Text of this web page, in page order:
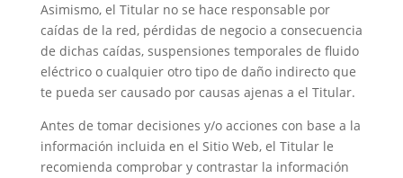
Asimismo, el Titular no se hace responsable por
caídas de la red, pérdidas de negocio a consecuencia
de dichas caídas, suspensiones temporales de fluido
eléctrico o cualquier otro tipo de daño indirecto que
te pueda ser causado por causas ajenas a el Titular.
Antes de tomar decisiones y/o acciones con base a la
información incluida en el Sitio Web, el Titular le
recomienda comprobar y contrastar la información